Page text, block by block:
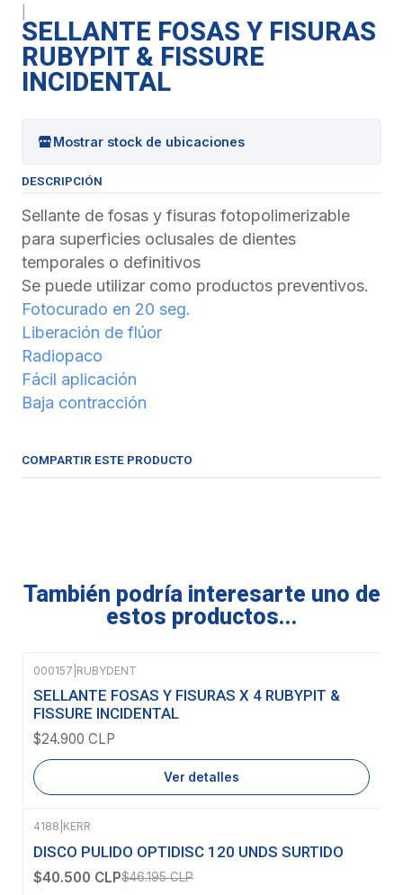
SELLANTE FOSAS Y FISURAS
RUBYPIT & FISSURE
INCIDENTAL
Mostrar stock de ubicaciones
DESCRIPCIÓN
Sellante de fosas y fisuras fotopolimerizable
para superficies oclusales de dientes
temporales o definitivos
Se puede utilizar como productos preventivos.
Fotocurado en 20 seg.
Liberación de flúor
Radiopaco
Fácil aplicación
Baja contracción
COMPARTIR ESTE PRODUCTO
También podría interesarte uno de
estos productos...
Agotado
000157 RUBYDENT
SELLANTE FOSAS Y FISURAS X 4 RUBYPIT &
FISSURE INCIDENTAL
$24.900 CLP
Ver detalles
-12%OFF
4188 KERR
DISCO PULIDO OPTIDISC 120 UNDS SURTIDO
$40.500 CLP$46.195 CLP